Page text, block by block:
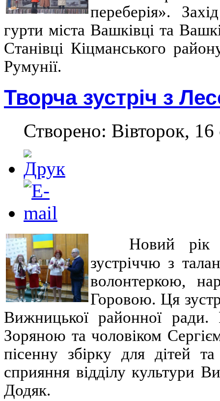
переберія».
гурти міста Вашківці та
Станівці Кіцманського
Румунії.
Творча зустріч з
Створено: Вівторок,
Новий рік
зустріччю з
волонтеркою,
Горовою. Ця
Вижницької районної ради.
Зоряною та чоловіком
пісенну збірку для дітей
сприяння відділу культури
Додяк.